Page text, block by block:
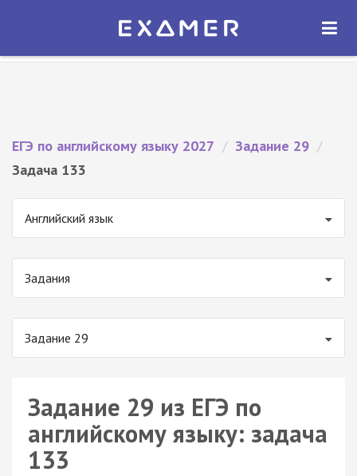
Экзамер — ЕГЭ 2027
ОТКРЫТЬ
ЕГЭ по английскому языку 2027 / Задание 29 /
Задача 133
Английский язык
Задания
Задание 29
Задание 29 из ЕГЭ по
английскому языку: задача
133